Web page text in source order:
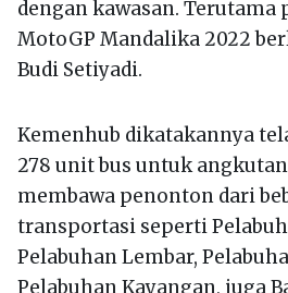
dengan kawasan. Terutama
MotoGP Mandalika 2022
Budi Setiyadi.
Kemenhub dikatakannya
278 unit bus untuk
membawa penonton dari
transportasi seperti
Pelabuhan Lembar,
Pelabuhan Kayangan, juga